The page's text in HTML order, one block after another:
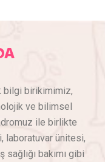
bilgi birikimimiz,
ve bilimsel
ile birlikte
laboratuvar ünitesi,
bakımı gibi